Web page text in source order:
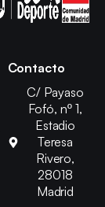
Contacto
C/ Payaso
Fofó, nº 1,
Estadio
Teresa
Rivero,
28018
Madrid